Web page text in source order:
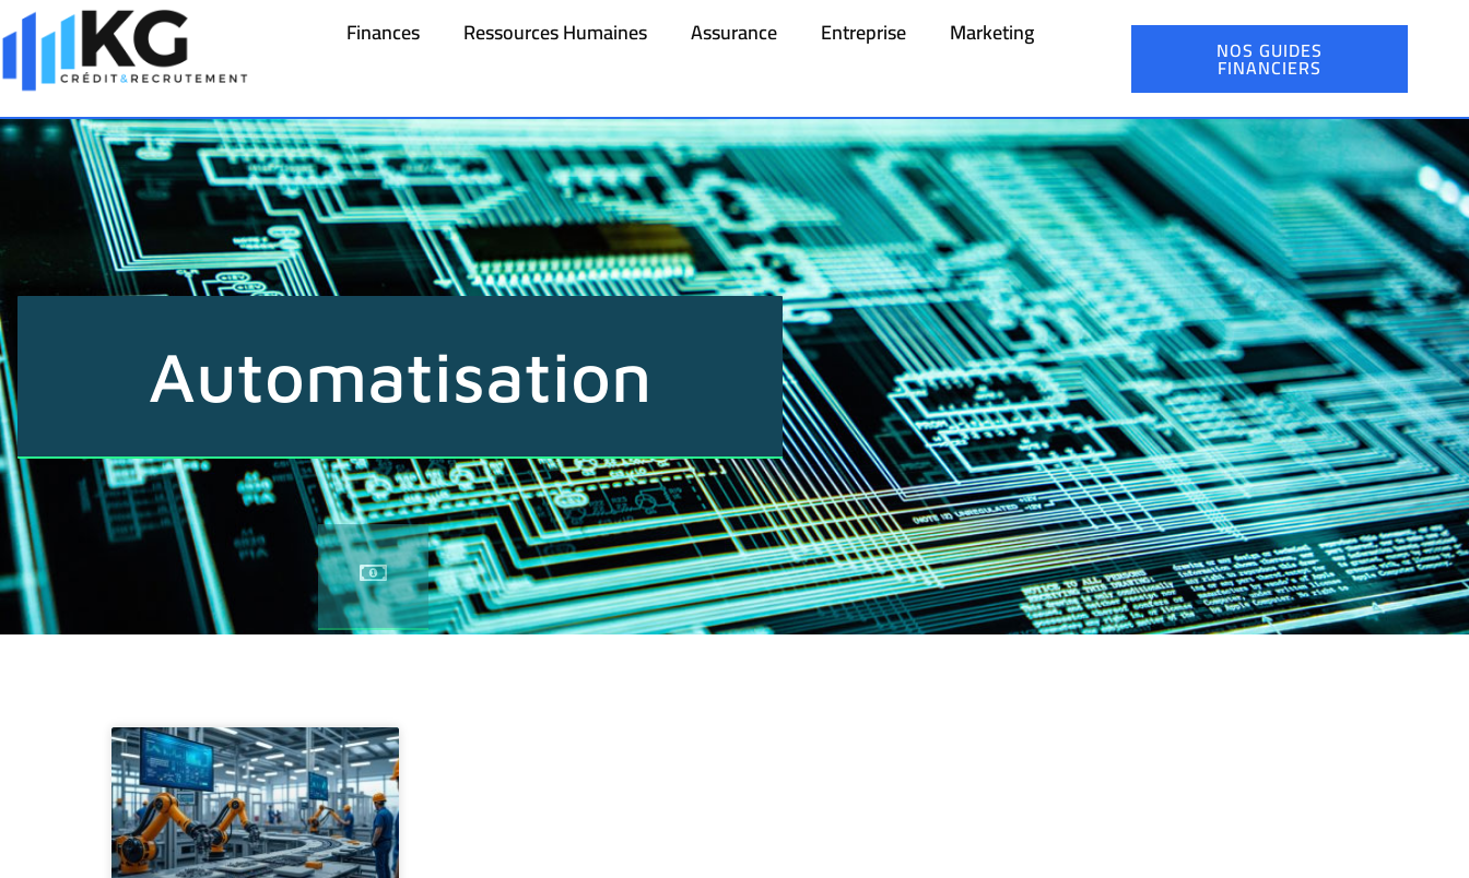
Finances Ressources Humaines Assurance Entreprise Marketing NOS GUIDES
FINANCIERS
Automatisation